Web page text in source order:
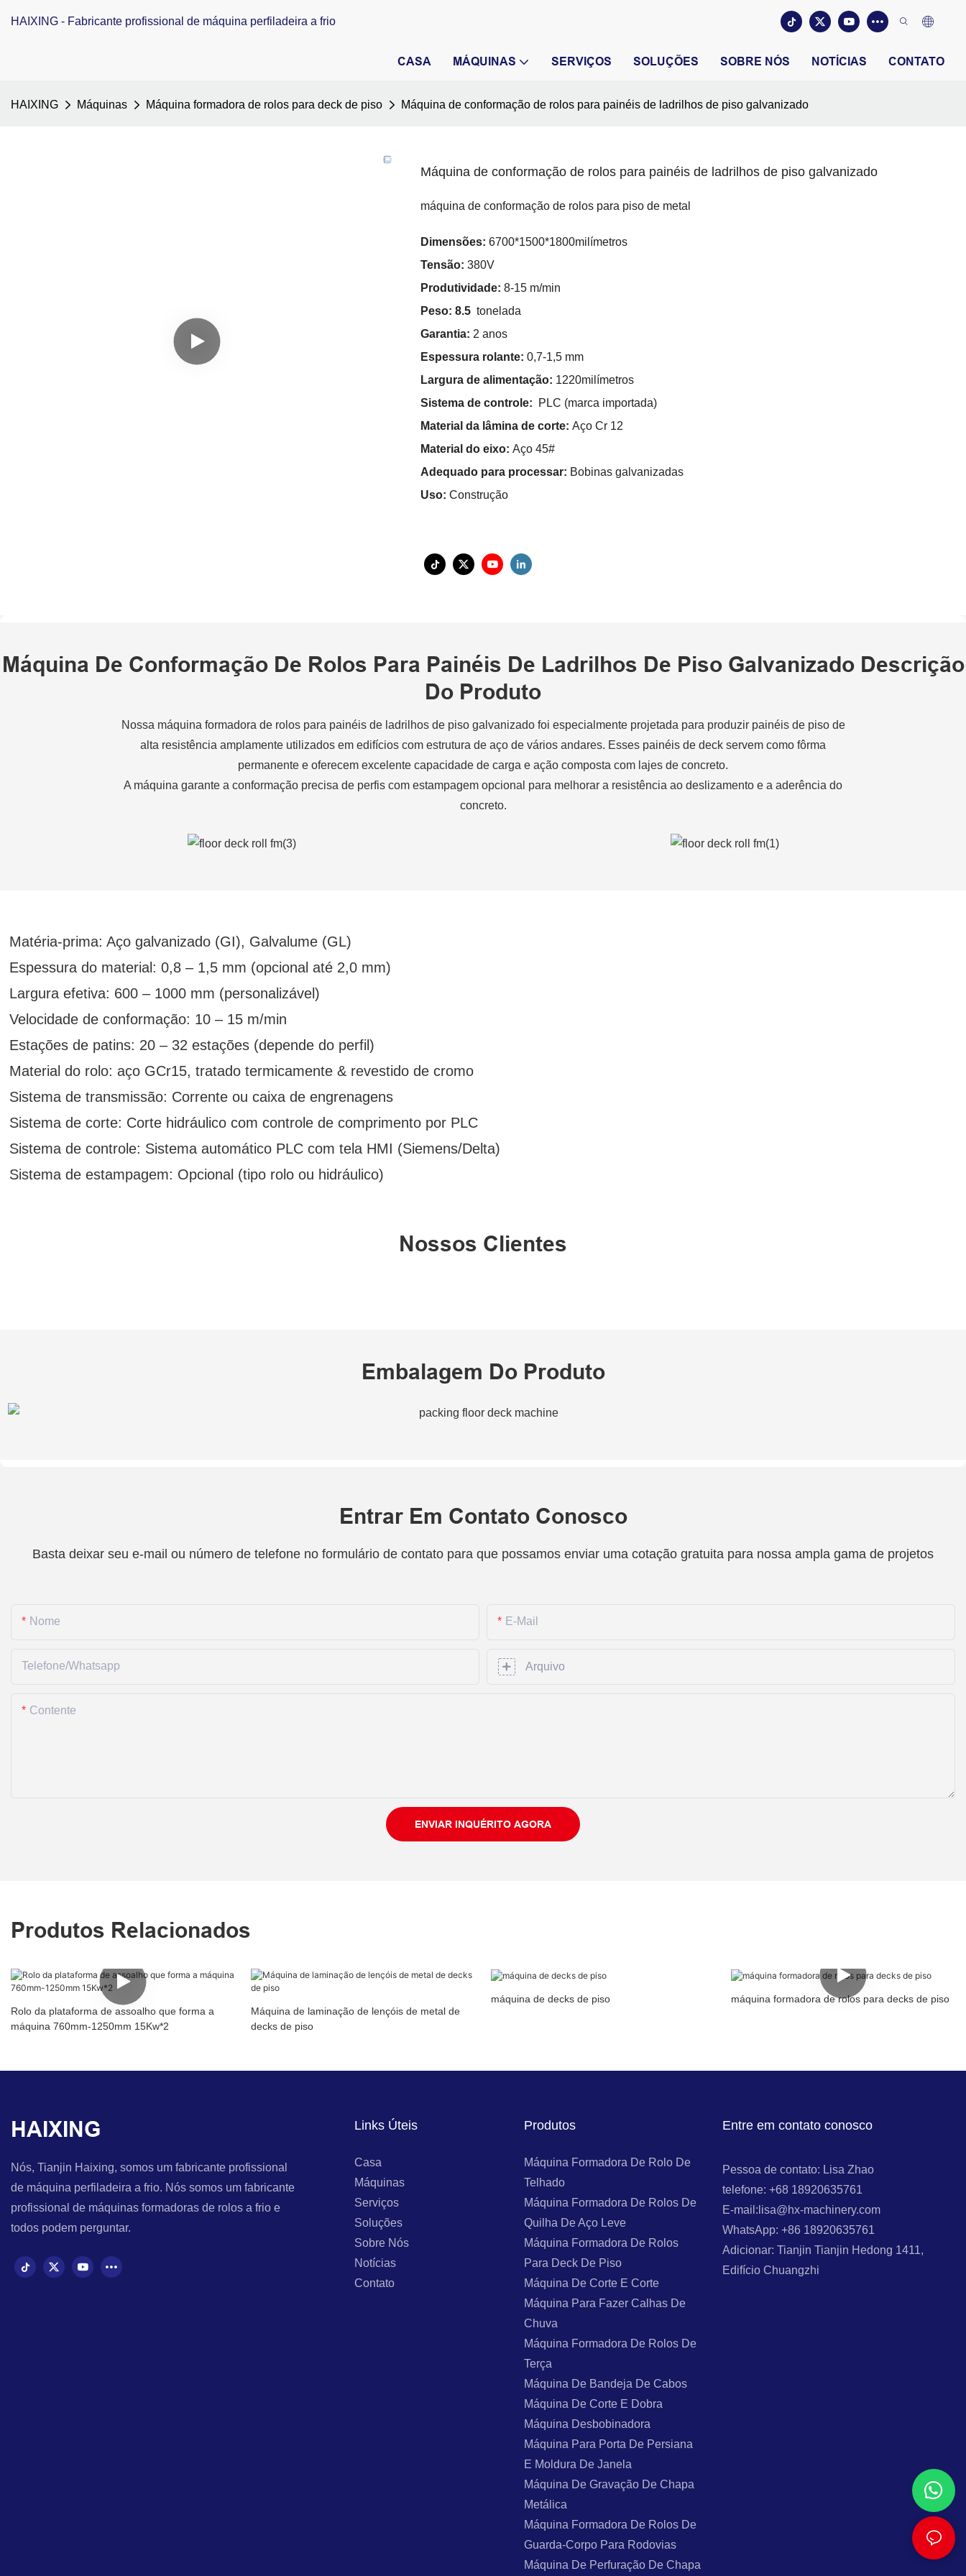
HAIXING - Fabricante profissional de máquina perfiladeira a frio
CASA MÁQUINAS SERVIÇOS SOLUÇÕES SOBRE NÓS NOTÍCIAS CONTATO
HAIXING Máquinas Máquina formadora de rolos para deck de piso Máquina de conformação de rolos para painéis de ladrilhos de piso galvanizado
Máquina de conformação de rolos para painéis de ladrilhos de piso galvanizado
máquina de conformação de rolos para piso de metal
Dimensões: 6700*1500*1800milímetros
Tensão: 380V
Produtividade: 8-15 m/min
Peso: 8.5 tonelada
Garantia: 2 anos
Espessura rolante: 0,7-1,5 mm
Largura de alimentação: 1220milímetros
Sistema de controle:
PLC (marca importada)
Material da lâmina de corte: Aço Cr 12
Material do eixo: Aço 45#
Adequado para processar: Bobinas galvanizadas
Uso: Construção
Máquina De Conformação De Rolos Para Painéis De Ladrilhos De Piso Galvanizado Descrição
Do Produto
Nossa máquina formadora de rolos para painéis de ladrilhos de piso galvanizado foi especialmente projetada para produzir painéis de piso de
alta resistência amplamente utilizados em edifícios com estrutura de aço de vários andares. Esses painéis de deck servem como fôrma
permanente e oferecem excelente capacidade de carga e ação composta com lajes de concreto.
A máquina garante a conformação precisa de perfis com estampagem opcional para melhorar a resistência ao deslizamento e a aderência do
concreto.
Matéria-prima: Aço galvanizado (GI), Galvalume (GL)
Espessura do material: 0,8 – 1,5 mm (opcional até 2,0 mm)
Largura efetiva: 600 – 1000 mm (personalizável)
Velocidade de conformação: 10 – 15 m/min
Estações de patins: 20 – 32 estações (depende do perfil)
Material do rolo: aço GCr15, tratado termicamente & revestido de cromo
Sistema de transmissão: Corrente ou caixa de engrenagens
Sistema de corte: Corte hidráulico com controle de comprimento por PLC
Sistema de controle: Sistema automático PLC com tela HMI (Siemens/Delta)
Sistema de estampagem: Opcional (tipo rolo ou hidráulico)
Nossos Clientes
Embalagem Do Produto
Entrar Em Contato Conosco
Basta deixar seu e-mail ou número de telefone no formulário de contato para que possamos enviar uma cotação gratuita para nossa ampla gama de projetos
Nome E-Mail
Telefone/whatsapp Arquivo
Contente
ENVIAR INQUÉRITO AGORA
Produtos Relacionados
Rolo da plataforma de assoalho que forma a
máquina 760mm-1250mm 15Kw*2
Máquina de laminação de lençóis de metal de
decks de piso
máquina de decks de piso máquina formadora de rolos para decks de piso
HAIXING
Nós, Tianjin Haixing, somos um fabricante profissional
de máquina perfiladeira a frio. Nós somos um fabricante
profissional de máquinas formadoras de rolos a frio e
todos podem perguntar.
Links Úteis
Casa
Máquinas
Serviços
Soluções
Sobre Nós
Notícias
Contato
Produtos
Máquina Formadora De Rolo De
Telhado
Máquina Formadora De Rolos De
Quilha De Aço Leve
Máquina Formadora De Rolos
Para Deck De Piso
Máquina De Corte E Corte
Máquina Para Fazer Calhas De
Chuva
Máquina Formadora De Rolos De
Terça
Máquina De Bandeja De Cabos
Máquina De Corte E Dobra
Máquina Desbobinadora
Máquina Para Porta De Persiana
E Moldura De Janela
Máquina De Gravação De Chapa
Metálica
Máquina Formadora De Rolos De
Guarda-Corpo Para Rodovias
Máquina De Perfuração De Chapa
Entre em contato conosco
Pessoa de contato: Lisa Zhao
telefone: +68 18920635761
E-mail:lisa@hx-machinery.com
WhatsApp: +86 18920635761
Adicionar: Tianjin Tianjin Hedong 1411,
Edifício Chuangzhi